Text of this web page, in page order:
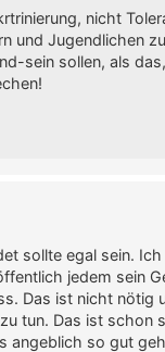
nicht
und Jugendlichen
sein sollen, als
sollte egal sein.
jedem sein
Das ist nicht nötig
tun. Das ist schon
angeblich so gut